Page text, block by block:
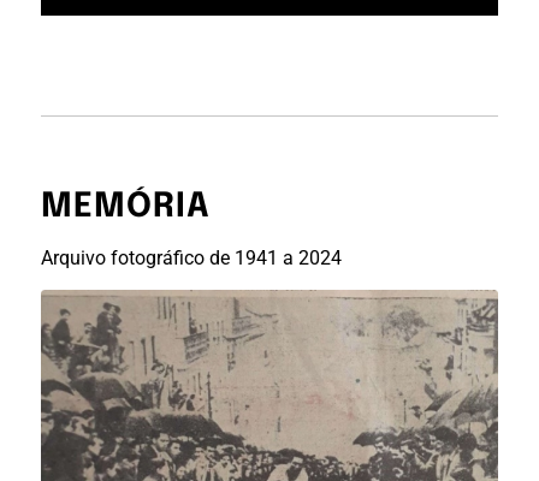
MEMÓRIA
Arquivo fotográfico de 1941 a 2024